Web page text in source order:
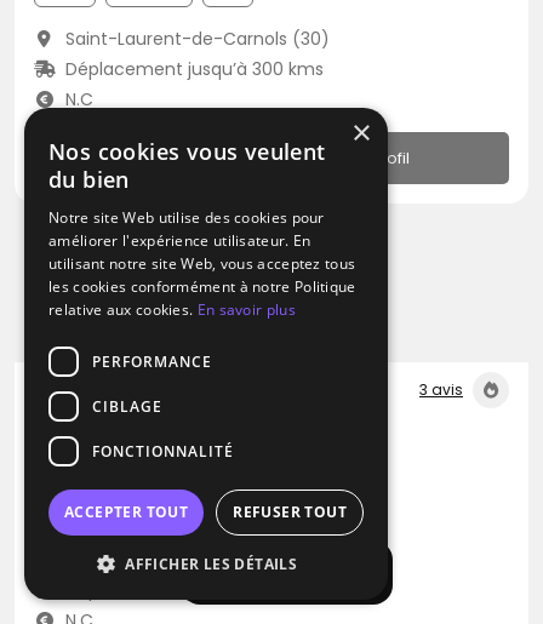
Afficher la carte
Saint-Laurent-de-Carnols (30)
Déplacement jusqu’à 300 kms
N.C
Profil
3 avis
DJ
Fanatic-music
Disco Musique Française Salsa
Avignon (84)
×
Nos cookies vous veulent
du bien
Notre site Web utilise des cookies pour
améliorer l'expérience utilisateur. En
utilisant notre site Web, vous acceptez tous
les cookies conformément à notre Politique
relative aux cookies. En savoir plus
PERFORMANCE
CIBLAGE
FONCTIONNALITÉ
ACCEPTER TOUT REFUSER TOUT
AFFICHER LES DÉTAILS